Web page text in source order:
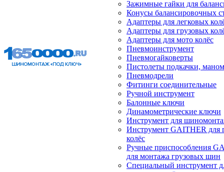
Зажимные гайки для
Конусы балансировочных
Адаптеры для легковых
Адаптеры для грузовых
Адаптеры для мото колёс
Пневмоинструмент
Пневмогайковерты
Пистолеты подкачки,
Пневмодрели
Фитинги соединительные
Ручной инструмент
Балонные ключи
Динамометрические ключи
Инструмент для
Инструмент GAITHER для
колёс
Ручные приспособления
для монтажа грузовых шин
Специальный инструмент